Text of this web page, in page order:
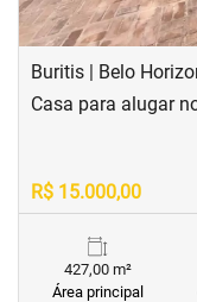
Buritis | Belo
Casa para alugar
R$ 15.000,00
427,00 m²
Área principal